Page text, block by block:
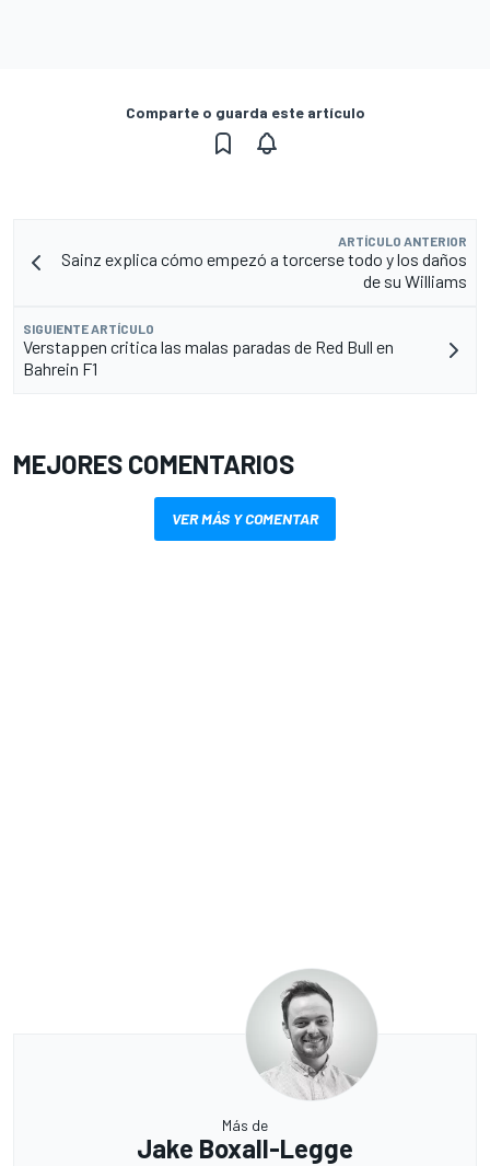
Comparte o guarda este artículo
ARTÍCULO ANTERIOR
Sainz explica cómo empezó a torcerse todo y los daños
de su Williams
SIGUIENTE ARTÍCULO
Verstappen critica las malas paradas de Red Bull en
Bahrein F1
MEJORES COMENTARIOS
VER MÁS Y COMENTAR
Más de
Jake Boxall-Legge